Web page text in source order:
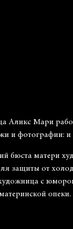
Мари
и фотографии:
бюста матери
защиты от
с
опеки.